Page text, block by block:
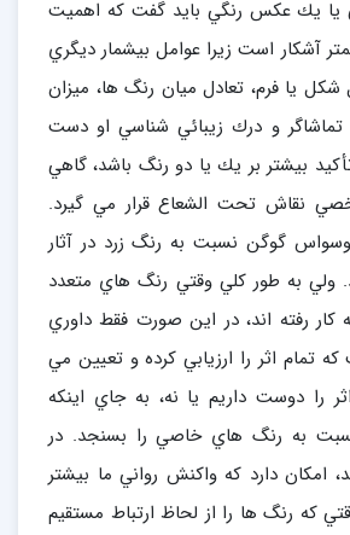
يا يك عكس رنگي بايد گفت كه اهميت
آشكار است زيرا عوامل بيشمار ديگري
يا فرم، تعادل ميان رنگ ها، ميزان
و درك زيبائي شناسي او دست
بيشتر بر يك يا دو رنگ باشد، گاهي
نقاش تحت الشعاع قرار مي گيرد.
وسواس گوگن نسبت به رنگ زرد در آثار
ولي به طور كلي وقتي رنگ هاي متعدد
كار رفته اند، در اين صورت فقط داوري
تمام اثر را ارزيابي كرده و تعيين مي
را دوست داريم يا نه، به جاي اينكه
به رنگ هاي خاصي را بسنجد. در
امكان دارد كه واكنش رواني ما بيشتر
كه رنگ ها را از لحاظ ارتباط مستقيم